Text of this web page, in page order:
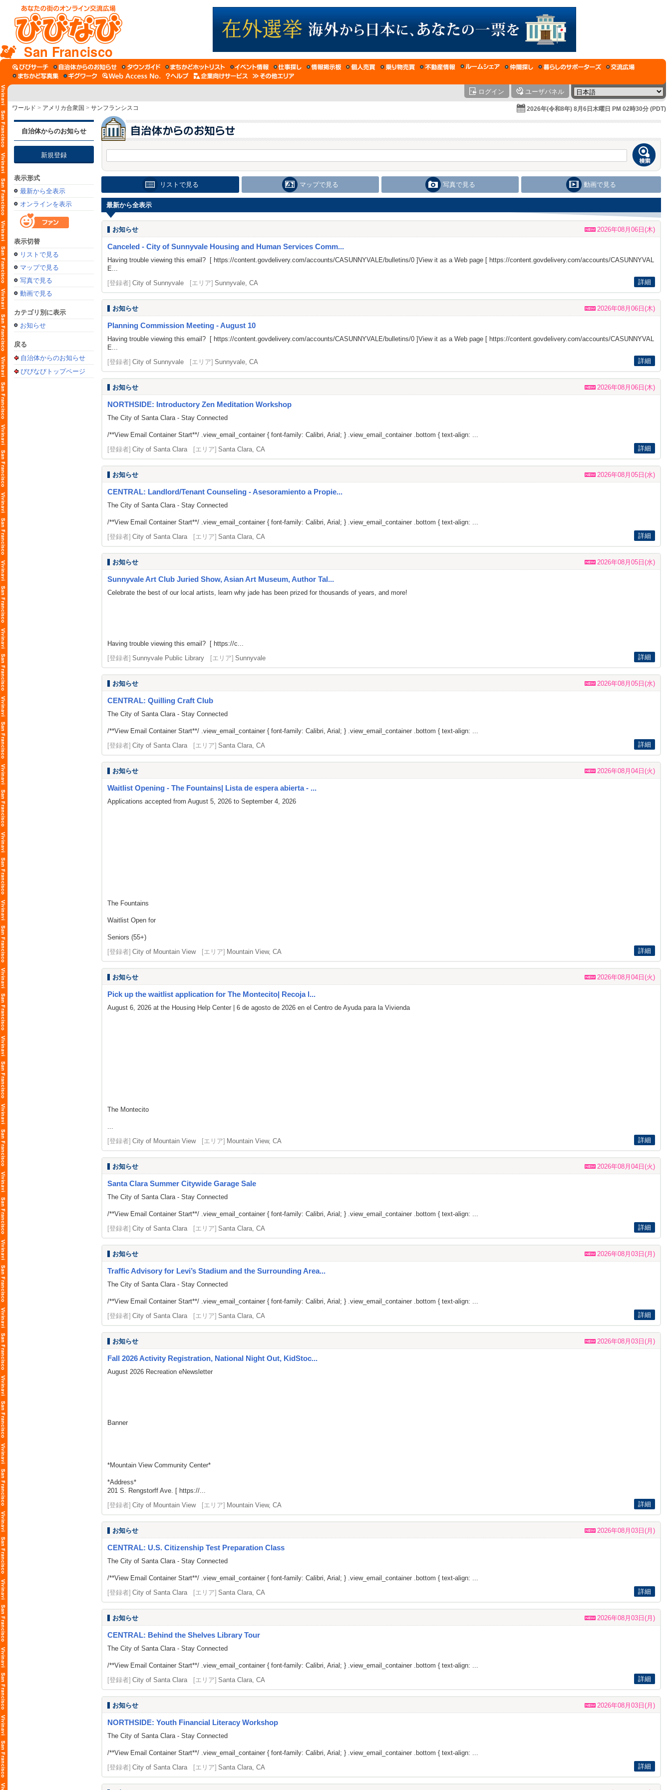
San Francisco
ログイン ユーザパネル
ワールド > アメリカ合衆国 > サンフランシスコ 2026年(令和8年) 8月6日木曜日 PM 02時30分 (PDT)
自治体からのお知らせ
新規登録
表示形式
最新から全表示
オンラインを表示
表示切替
リストで見る
マップで見る
写真で見る
動画で見る
カテゴリ別に表示
お知らせ
戻る
自治体からのお知らせ
びびなびトップページ
リストで見る マップで見る 写真で見る 動画で見る
最新から全表示
お知らせ 2026年08月06日(木)
Canceled - City of Sunnyvale Housing and Human Services Comm...
Having trouble viewing this email? [ https://content.govdelivery.com/accounts/CASUNNYVALE/bulletins/0 ]View it as a Web page [ https://content.govdelivery.com/accounts/CASUNNYVAL
E...
[登録者] City of Sunnyvale [エリア] Sunnyvale, CA 詳細
お知らせ 2026年08月06日(木)
Planning Commission Meeting - August 10
Having trouble viewing this email? [ https://content.govdelivery.com/accounts/CASUNNYVALE/bulletins/0 ]View it as a Web page [ https://content.govdelivery.com/accounts/CASUNNYVAL
E...
[登録者] City of Sunnyvale [エリア] Sunnyvale, CA 詳細
お知らせ 2026年08月06日(木)
NORTHSIDE: Introductory Zen Meditation Workshop
The City of Santa Clara - Stay Connected
/**View Email Container Start**/ .view_email_container { font-family: Calibri, Arial; } .view_email_container .bottom { text-align: ...
[登録者] City of Santa Clara [エリア] Santa Clara, CA 詳細
お知らせ 2026年08月05日(水)
CENTRAL: Landlord/Tenant Counseling - Asesoramiento a Propie...
The City of Santa Clara - Stay Connected
/**View Email Container Start**/ .view_email_container { font-family: Calibri, Arial; } .view_email_container .bottom { text-align: ...
[登録者] City of Santa Clara [エリア] Santa Clara, CA 詳細
お知らせ 2026年08月05日(水)
Sunnyvale Art Club Juried Show, Asian Art Museum, Author Tal...
Celebrate the best of our local artists, learn why jade has been prized for thousands of years, and more!
Having trouble viewing this email? [ https://c...
[登録者] Sunnyvale Public Library [エリア] Sunnyvale 詳細
お知らせ 2026年08月05日(水)
CENTRAL: Quilling Craft Club
The City of Santa Clara - Stay Connected
/**View Email Container Start**/ .view_email_container { font-family: Calibri, Arial; } .view_email_container .bottom { text-align: ...
[登録者] City of Santa Clara [エリア] Santa Clara, CA 詳細
お知らせ 2026年08月04日(火)
Waitlist Opening - The Fountains| Lista de espera abierta - ...
Applications accepted from August 5, 2026 to September 4, 2026
The Fountains
Waitlist Open for
Seniors (55+)
[登録者] City of Mountain View [エリア] Mountain View, CA 詳細
お知らせ 2026年08月04日(火)
Pick up the waitlist application for The Montecito| Recoja l...
August 6, 2026 at the Housing Help Center | 6 de agosto de 2026 en el Centro de Ayuda para la Vivienda
The Montecito
...
[登録者] City of Mountain View [エリア] Mountain View, CA 詳細
お知らせ 2026年08月04日(火)
Santa Clara Summer Citywide Garage Sale
The City of Santa Clara - Stay Connected
/**View Email Container Start**/ .view_email_container { font-family: Calibri, Arial; } .view_email_container .bottom { text-align: ...
[登録者] City of Santa Clara [エリア] Santa Clara, CA 詳細
お知らせ 2026年08月03日(月)
Traffic Advisory for Levi’s Stadium and the Surrounding Area...
The City of Santa Clara - Stay Connected
/**View Email Container Start**/ .view_email_container { font-family: Calibri, Arial; } .view_email_container .bottom { text-align: ...
[登録者] City of Santa Clara [エリア] Santa Clara, CA 詳細
お知らせ 2026年08月03日(月)
Fall 2026 Activity Registration, National Night Out, KidStoc...
August 2026 Recreation eNewsletter
Banner
*Mountain View Community Center*
*Address*
201 S. Rengstorff Ave. [ https://...
[登録者] City of Mountain View [エリア] Mountain View, CA 詳細
お知らせ 2026年08月03日(月)
CENTRAL: U.S. Citizenship Test Preparation Class
The City of Santa Clara - Stay Connected
/**View Email Container Start**/ .view_email_container { font-family: Calibri, Arial; } .view_email_container .bottom { text-align: ...
[登録者] City of Santa Clara [エリア] Santa Clara, CA 詳細
お知らせ 2026年08月03日(月)
CENTRAL: Behind the Shelves Library Tour
The City of Santa Clara - Stay Connected
/**View Email Container Start**/ .view_email_container { font-family: Calibri, Arial; } .view_email_container .bottom { text-align: ...
[登録者] City of Santa Clara [エリア] Santa Clara, CA 詳細
お知らせ 2026年08月03日(月)
NORTHSIDE: Youth Financial Literacy Workshop
The City of Santa Clara - Stay Connected
/**View Email Container Start**/ .view_email_container { font-family: Calibri, Arial; } .view_email_container .bottom { text-align: ...
[登録者] City of Santa Clara [エリア] Santa Clara, CA 詳細